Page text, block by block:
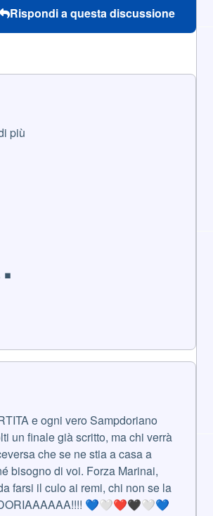
Rispondi a questa discussione
più
e ogni vero Sampdoriano
un finale già scritto, ma chi verrà
che se ne stia a casa a
bisogno di voi. Forza Marinai,
farsi il culo ai remi, chi non se la
💙🤍❤️🖤🤍💙